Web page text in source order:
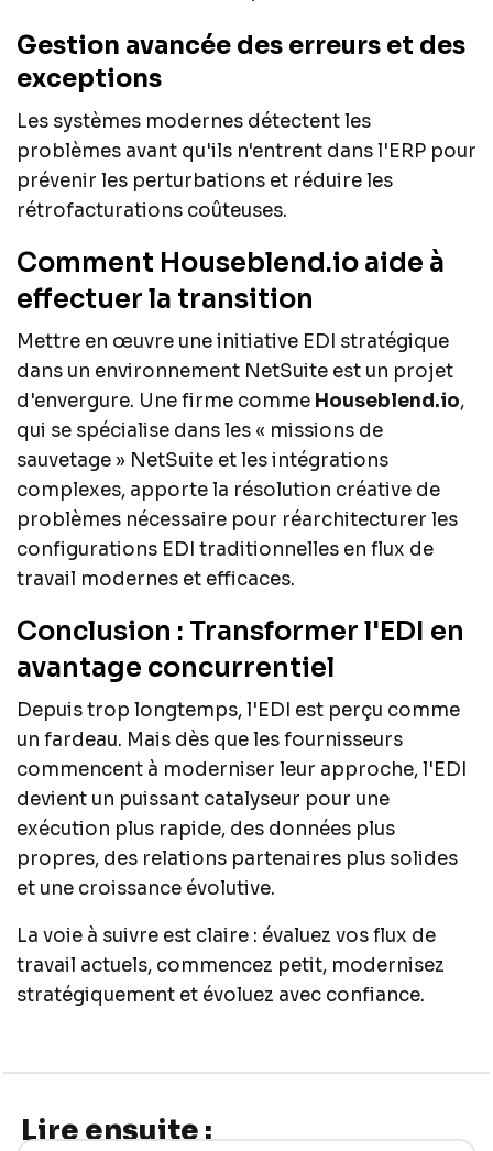
Gestion avancée des erreurs et des
exceptions
Les systèmes modernes détectent les
problèmes avant qu'ils n'entrent dans l'ERP pour
prévenir les perturbations et réduire les
rétrofacturations coûteuses.
Comment Houseblend.io aide à
effectuer la transition
Mettre en œuvre une initiative EDI stratégique
dans un environnement NetSuite est un projet
d'envergure. Une firme comme Houseblend.io,
qui se spécialise dans les « missions de
sauvetage » NetSuite et les intégrations
complexes, apporte la résolution créative de
problèmes nécessaire pour réarchitecturer les
configurations EDI traditionnelles en flux de
travail modernes et efficaces.
Conclusion : Transformer l'EDI en
avantage concurrentiel
Depuis trop longtemps, l'EDI est perçu comme
un fardeau. Mais dès que les fournisseurs
commencent à moderniser leur approche, l'EDI
devient un puissant catalyseur pour une
exécution plus rapide, des données plus
propres, des relations partenaires plus solides
et une croissance évolutive.
La voie à suivre est claire : évaluez vos flux de
travail actuels, commencez petit, modernisez
stratégiquement et évoluez avec confiance.
Lire ensuite :